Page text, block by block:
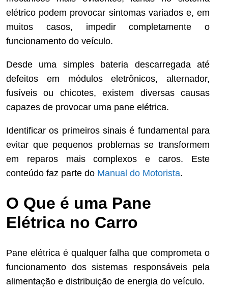
elétrico podem provocar sintomas variados e, em
muitos casos, impedir completamente o
funcionamento do veículo.
Desde uma simples bateria descarregada até
defeitos em módulos eletrônicos, alternador,
fusíveis ou chicotes, existem diversas causas
capazes de provocar uma pane elétrica.
Identificar os primeiros sinais é fundamental para
evitar que pequenos problemas se transformem
em reparos mais complexos e caros. Este
conteúdo faz parte do Manual do Motorista.
O Que é uma Pane
Elétrica no Carro
Pane elétrica é qualquer falha que comprometa o
funcionamento dos sistemas responsáveis pela
alimentação e distribuição de energia do veículo.